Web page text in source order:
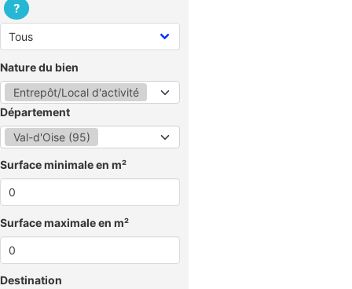
?
Nature du bien
Entrepôt/Local d'activité
Département
Val-d'Oise (95)
Surface minimale en m²
Surface maximale en m²
Destination